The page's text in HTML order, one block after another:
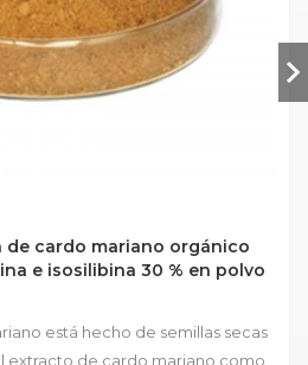
de cardo mariano orgánico
e isosilibina 30 % en polvo
está hecho de semillas secas
extracto de cardo mariano como